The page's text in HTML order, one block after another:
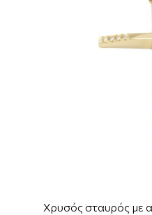
Χρυσός σταυρός με